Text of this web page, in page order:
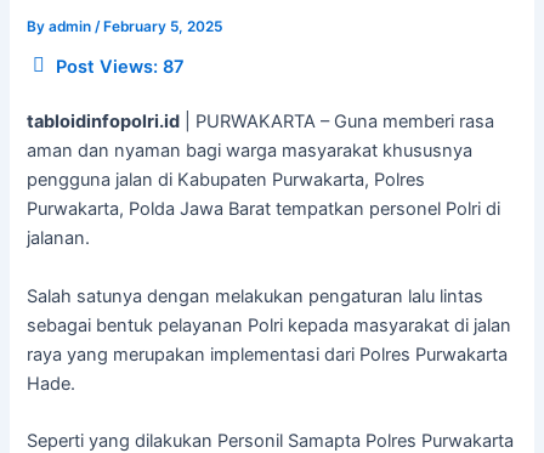
Byadmin /February 5, 2025
Post Views: 87
tabloidinfopolri.id | PURWAKARTA – Guna memberi rasa
aman dan nyaman bagi warga masyarakat khususnya
pengguna jalan di Kabupaten Purwakarta, Polres
Purwakarta, Polda Jawa Barat tempatkan personel Polri di
jalanan.
Salah satunya dengan melakukan pengaturan lalu lintas
sebagai bentuk pelayanan Polri kepada masyarakat di jalan
raya yang merupakan implementasi dari Polres Purwakarta
Hade.
Seperti yang dilakukan Personil Samapta Polres Purwakarta